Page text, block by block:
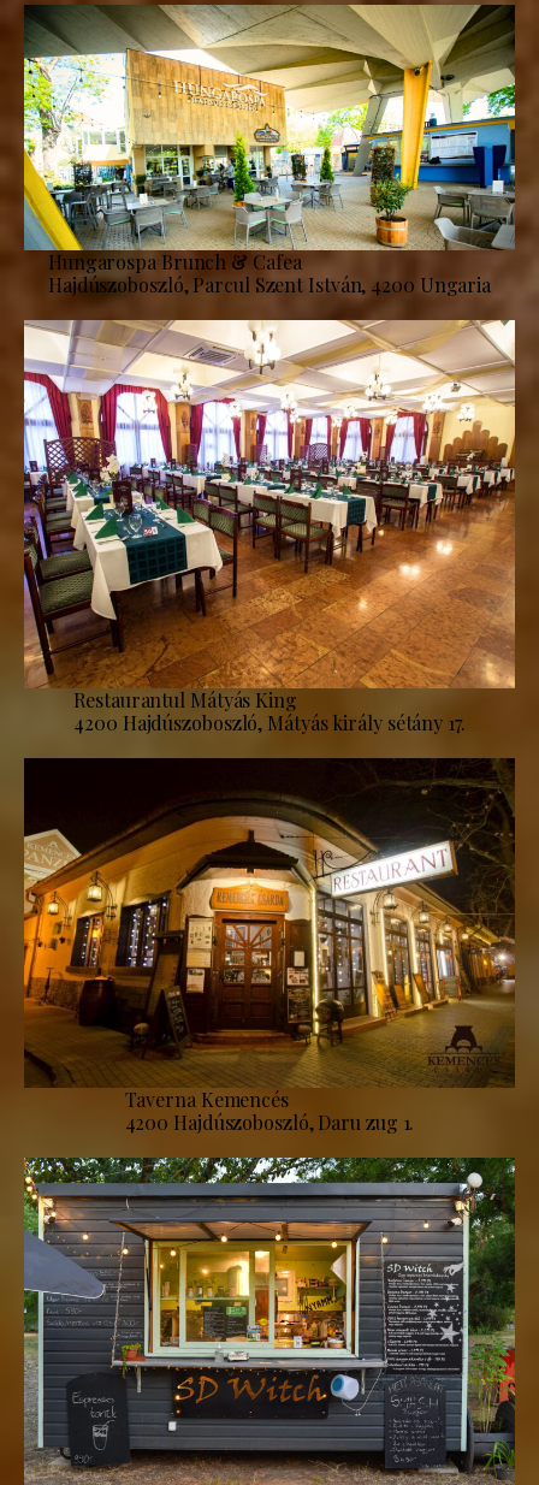
Hungarospa Brunch & Cafea
Hajdúszoboszló, Parcul Szent István, 4200 Ungaria
Restaurantul Mátyás King
4200 Hajdúszoboszló, Mátyás király sétány 17.
Taverna Kemencés
4200 Hajdúszoboszló, Daru zug 1.